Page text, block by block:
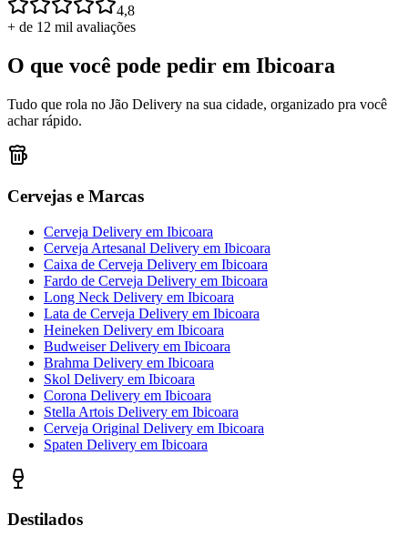
4,8
+ de 12 mil avaliações
O que você pode pedir em Ibicoara
Tudo que rola no Jão Delivery na sua cidade, organizado pra você
achar rápido.
Cervejas e Marcas
Cerveja Delivery em Ibicoara
Cerveja Artesanal Delivery em Ibicoara
Caixa de Cerveja Delivery em Ibicoara
Fardo de Cerveja Delivery em Ibicoara
Long Neck Delivery em Ibicoara
Lata de Cerveja Delivery em Ibicoara
Heineken Delivery em Ibicoara
Budweiser Delivery em Ibicoara
Brahma Delivery em Ibicoara
Skol Delivery em Ibicoara
Corona Delivery em Ibicoara
Stella Artois Delivery em Ibicoara
Cerveja Original Delivery em Ibicoara
Spaten Delivery em Ibicoara
Destilados